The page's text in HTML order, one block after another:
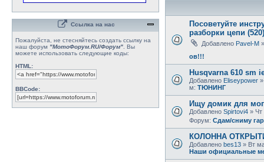
Посоветуйте
разборки цепи (520)
Добавлено Pavel-M
ов!!!
Husqvarna 610 sm
Добавлено Eliseypower
м: ТЮНИНГ
Ищу домик для
Добавлено Spirtovi4 » Чт
Форум: Сдам/сниму
КОЛОННА
Добавлено bes13 » Вт
Наши официальные
Ссылка на нас
Пожалуйста, не стесняйтесь создать ссылку на
наш форум "МотоФорум.RU/Форум" . Вы
можете использовать следующие коды:
HTML:
BBCode: